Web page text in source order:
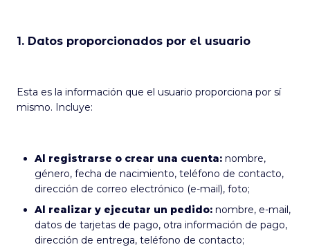
1. Datos proporcionados por el usuario
Esta es la información que el usuario proporciona por sí
mismo. Incluye:
Al registrarse o crear una cuenta: nombre,
género, fecha de nacimiento, teléfono de contacto,
dirección de correo electrónico (e-mail), foto;
Al realizar y ejecutar un pedido: nombre, e-mail,
datos de tarjetas de pago, otra información de pago,
dirección de entrega, teléfono de contacto;